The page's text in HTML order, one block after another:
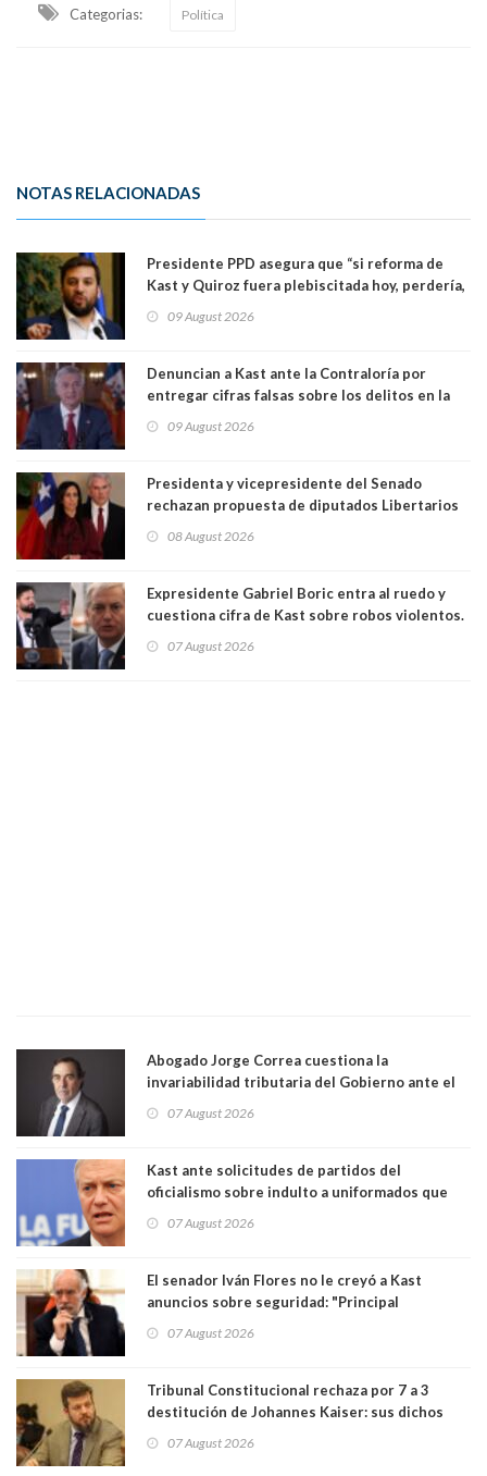
Categorias: Política
NOTAS RELACIONADAS
Presidente PPD asegura que “si reforma de
Kast y Quiroz fuera plebiscitada hoy, perdería,
a favor de la oposición, sería una victoria de la
09 August 2026
Denuncian a Kast ante la Contraloría por
entregar cifras falsas sobre los delitos en la
09 August 2026
Presidenta y vicepresidente del Senado
rechazan propuesta de diputados Libertarios
"Constituye un camino equivocado"
08 August 2026
Expresidente Gabriel Boric entra al ruedo y
cuestiona cifra de Kast sobre robos violentos.
07 August 2026
Abogado Jorge Correa cuestiona la
invariabilidad tributaria del Gobierno ante el
democracia” y "defendemos la alternancia en el
07 August 2026
Kast ante solicitudes de partidos del
oficialismo sobre indulto a uniformados que
07 August 2026
El senador Iván Flores no le creyó a Kast
anuncios sobre seguridad: "Principal
perseguir ruta del dinero y levantar secreto
07 August 2026
Tribunal Constitucional rechaza por 7 a 3
destitución de Johannes Kaiser: sus dichos
justicia constitucional porque no es diputado
07 August 2026